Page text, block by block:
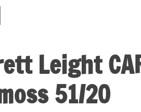
Leight
51/20